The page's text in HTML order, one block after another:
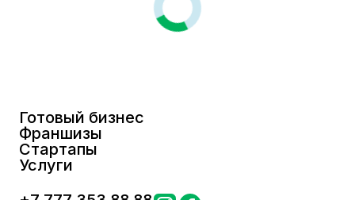
Готовый бизнес
Франшизы
Стартапы
Услуги